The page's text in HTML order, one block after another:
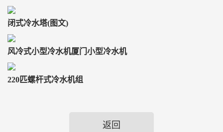
闭式冷水塔(图文)
风冷式小型冷水机厦门小型冷水机
220匹螺杆式冷水机组
返回